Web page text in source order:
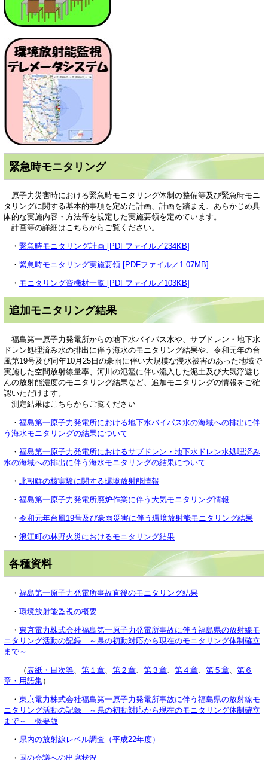
緊急時モニタリング
原子力災害時における緊急時モニタリング体制の整備等及び緊急時モニ
タリングに関する基本的事項を定めた計画、計画を踏まえ、あらかじめ具
体的な実施内容・方法等を規定した実施要領を定めています。
計画等の詳細はこちらからご覧ください。
・ 緊急時モニタリング計画 [PDFファイル／234KB]
・ 緊急時モニタリング実施要領 [PDFファイル／1.07MB]
・ モニタリング資機材一覧 [PDFファイル／103KB]
追加モニタリング結果
福島第一原子力発電所からの地下水バイパス水や、サブドレン・地下水
ドレン処理済み水の排出に伴う海水のモニタリング結果や、令和元年の台
風第19号及び同年10月25日の豪雨に伴い大規模な浸水被害のあった地域で
実施した空間放射線量率、河川の氾濫に伴い流入した泥土及び大気浮遊じ
んの放射能濃度のモニタリング結果など、追加モニタリングの情報をご確
認いただけます。
測定結果はこちらからご覧ください
・ 福島第一原子力発電所における地下水バイパス水の海域への排出に伴
う海水モニタリングの結果について
・ 福島第一原子力発電所におけるサブドレン・地下水ドレン水処理済み
水の海域への排出に伴う海水モニタリングの結果について
・ 北朝鮮の核実験に関する環境放射能情報
・ 福島第一原子力発電所廃炉作業に伴う大気モニタリング情報
・ 令和元年台風19号及び豪雨災害に伴う環境放射能モニタリング結果
・ 浪江町の林野火災におけるモニタリング結果
各種資料
・ 福島第一原子力発電所事故直後のモニタリング結果
・ 環境放射能監視の概要
・ 東京電力株式会社福島第一原子力発電所事故に伴う福島県の放射線モ
ニタリング活動の記録 ～県の初動対応から現在のモニタリング体制確立
まで～
（表紙・目次等 第１章 第２章 第３章 第４章 第５章
第６
章・用語集）
・ 東京電力株式会社福島第一原子力発電所事故に伴う福島県の放射線モ
ニタリング活動の記録 ～県の初動対応から現在のモニタリング体制確立
まで～ 概要版
・ 県内の放射線レベル調査（平成22年度）
・ 国の会議への出席状況